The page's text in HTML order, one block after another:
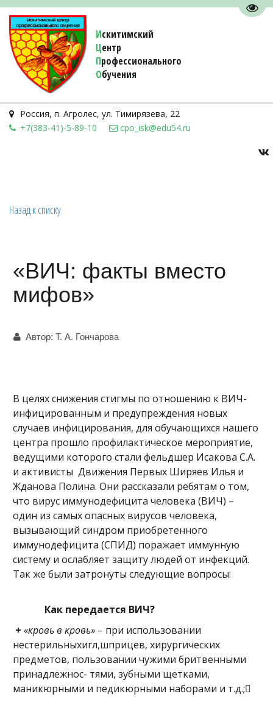
Искитимский
Центр
Профессионального
Обучения
Россия, п. Агролес, ул. Тимирязева, 22
+7(383-41)-5-89-10
cpo_isk@edu54.ru
Назад к списку
«ВИЧ: факты вместо
мифов»
Автор: Т. А. Гончарова
В целях снижения стигмы по отношению к ВИЧ-
инфицированным и предупреждения новых
случаев инфицирования, для обучающихся нашего
центра прошло профилактическое мероприятие,
ведущими которого стали фельдшер Исакова С.А.
и активисты Движения Первых Ширяев Илья и
Жданова Полина. Они рассказали ребятам о том,
что вирус иммунодефицита человека (ВИЧ) –
один из самых опасных вирусов человека,
вызывающий синдром приобретенного
иммунодефицита (СПИД) поражает иммунную
систему и ослабляет защиту людей от инфекций.
Так же были затронуты следующие вопросы:
Как передается ВИЧ?
+ «кровь в кровь» – при использовании
нестерильныхигл,шприцев, хирургических
предметов, пользовании чужими бритвенными
принадлежнос- тями, зубными щетками,
маникюрными и педикюрными наборами и т.д.;